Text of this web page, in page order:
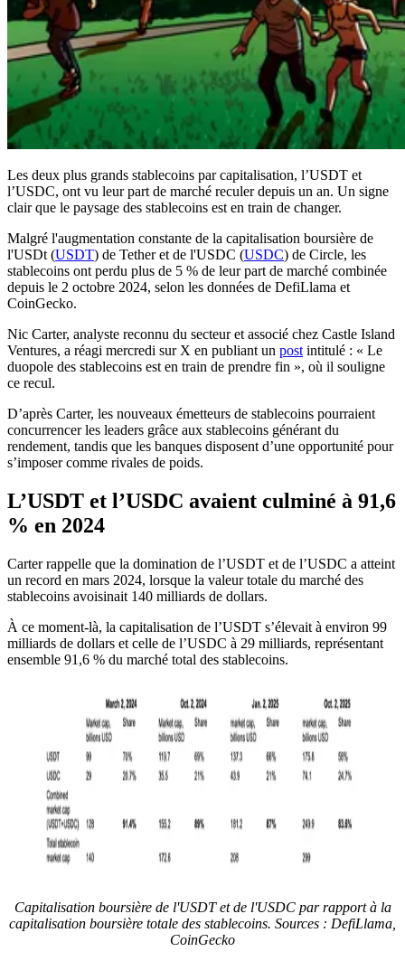
Les deux plus grands stablecoins par capitalisation, l’USDT et
l’USDC, ont vu leur part de marché reculer depuis un an. Un signe
clair que le paysage des stablecoins est en train de changer.
Malgré l'augmentation constante de la capitalisation boursière de
l'USDt (USDT) de Tether et de l'USDC (USDC) de Circle, les
stablecoins ont perdu plus de 5 % de leur part de marché combinée
depuis le 2 octobre 2024, selon les données de DefiLlama et
CoinGecko.
Nic Carter, analyste reconnu du secteur et associé chez Castle Island
Ventures, a réagi mercredi sur X en publiant un post intitulé : « Le
duopole des stablecoins est en train de prendre fin », où il souligne
ce recul.
D’après Carter, les nouveaux émetteurs de stablecoins pourraient
concurrencer les leaders grâce aux stablecoins générant du
rendement, tandis que les banques disposent d’une opportunité pour
s’imposer comme rivales de poids.
L’USDT et l’USDC avaient culminé à 91,6
% en 2024
Carter rappelle que la domination de l’USDT et de l’USDC a atteint
un record en mars 2024, lorsque la valeur totale du marché des
stablecoins avoisinait 140 milliards de dollars.
À ce moment-là, la capitalisation de l’USDT s’élevait à environ 99
milliards de dollars et celle de l’USDC à 29 milliards, représentant
ensemble 91,6 % du marché total des stablecoins.
Capitalisation boursière de l'USDT et de l'USDC par rapport à la
capitalisation boursière totale des stablecoins. Sources : DefiLlama,
CoinGecko